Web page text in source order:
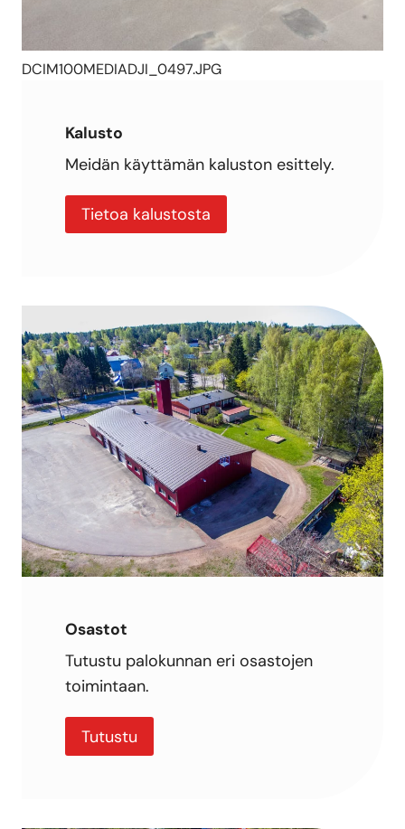
DCIM100MEDIADJI_0497.JPG
Kalusto
Meidän käyttämän kaluston esittely.
Tietoa kalustosta
Osastot
Tutustu palokunnan eri osastojen
toimintaan.
Tutustu